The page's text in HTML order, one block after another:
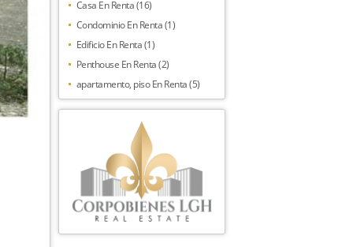
Casa En Renta (16)
Condominio En Renta (1)
Edificio En Renta (1)
Penthouse En Renta (2)
apartamento, piso En Renta (5)